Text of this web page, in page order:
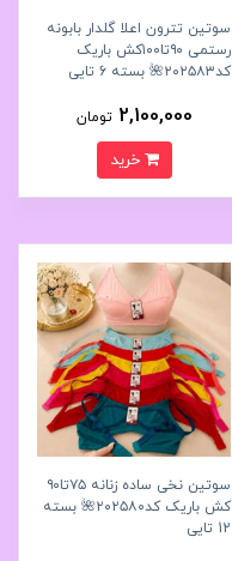
سوتین تترون اعلا گلدار بابونه
رستمی ۹۰تا۱۰۰کش باریک
کد۲۰۲۵۸۳🌺 بسته 6 تایی
2,100,000 تومان
خرید
سوتین نخی ساده زنانه ۷۵تا۹۰
کش باریک کد۲۰۲۵۸۰🌺 بسته
12 تایی